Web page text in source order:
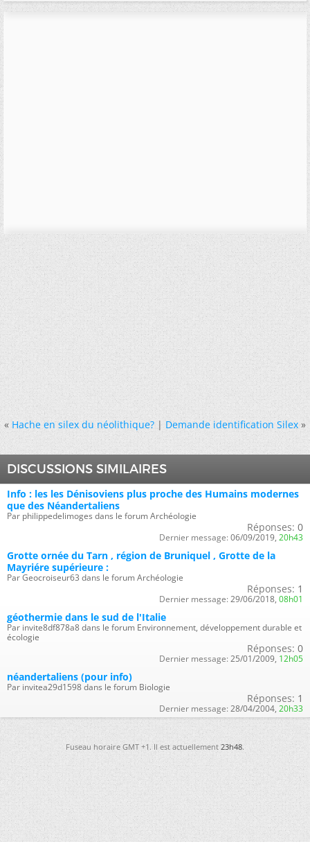
« Hache en silex du néolithique?|Demande identification Silex »
DISCUSSIONS SIMILAIRES
Info : les les Dénisoviens plus proche des Humains modernes
que des Néandertaliens
Par philippedelimoges dans le forum Archéologie
Réponses: 0
Dernier message: 06/09/2019, 20h43
Grotte ornée du Tarn , région de Bruniquel , Grotte de la
Mayriére supérieure :
Par Geocroiseur63 dans le forum Archéologie
Réponses: 1
Dernier message: 29/06/2018, 08h01
géothermie dans le sud de l'Italie
Par invite8df878a8 dans le forum Environnement, développement durable et
écologie
Réponses: 0
Dernier message: 25/01/2009, 12h05
néandertaliens (pour info)
Par invitea29d1598 dans le forum Biologie
Réponses: 1
Dernier message: 28/04/2004, 20h33
Fuseau horaire GMT +1. Il est actuellement23h48.